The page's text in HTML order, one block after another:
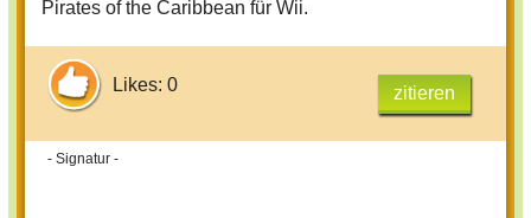
Pirates of the Caribbean für Wii.
Likes: 0 zitieren
- Signatur -